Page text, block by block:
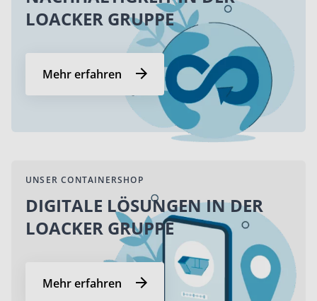
LOACKER GRUPPE
Mehr erfahren
UNSER CONTAINERSHOP
DIGITALE LÖSUNGEN IN DER
LOACKER GRUPPE
Mehr erfahren